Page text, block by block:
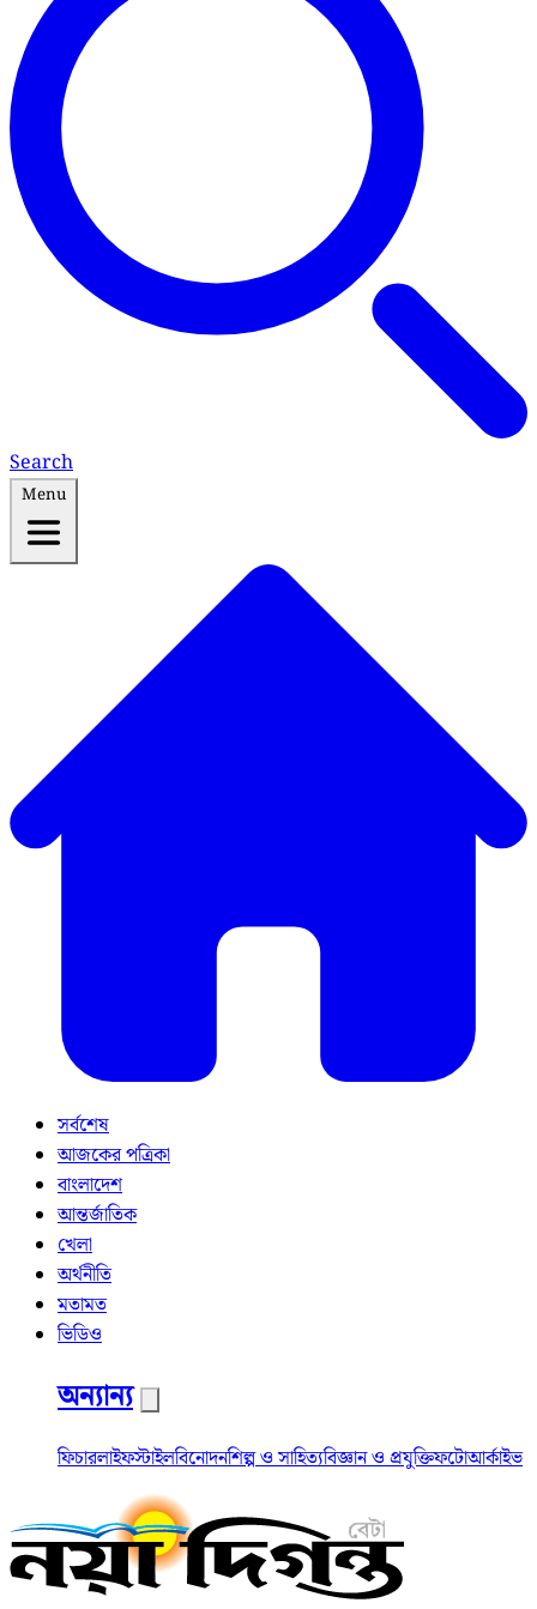
Search
Menu
সর্বশেষ
আজকের পত্রিকা
বাংলাদেশ
আন্তর্জাতিক
খেলা
অর্থনীতি
মতামত
ভিডিও
অন্যান্য
ফিচারলাইফস্টাইলবিনোদনশিল্প ও সাহিত্যবিজ্ঞান ও প্রযুক্তিফটোআর্কাইভ